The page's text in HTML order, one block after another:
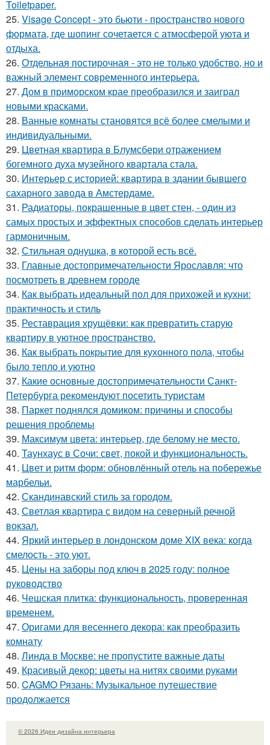
Toiletpaper.
25. Visage Concept - это бьюти - пространство нового
формата, где шопинг сочетается с атмосферой уюта и
отдыха.
26. Отдельная постирочная - это не только удобство, но и
важный элемент современного интерьера.
27. Дом в приморском крае преобразился и заиграл
новыми красками.
28. Ванные комнаты становятся всё более смелыми и
индивидуальными.
29. Цветная квартира в Блумсбери отражением
богемного духа музейного квартала стала.
30. Интерьер с историей: квартира в здании бывшего
сахарного завода в Амстердаме.
31. Радиаторы, покрашенные в цвет стен, - один из
самых простых и эффектных способов сделать интерьер
гармоничным.
32. Стильная однушка, в которой есть всё.
33. Главные достопримечательности Ярославля: что
посмотреть в древнем городе
34. Как выбрать идеальный пол для прихожей и кухни:
практичность и стиль
35. Реставрация хрущёвки: как превратить старую
квартиру в уютное пространство.
36. Как выбрать покрытие для кухонного пола, чтобы
было тепло и уютно
37. Какие основные достопримечательности Санкт-
Петербурга рекомендуют посетить туристам
38. Паркет поднялся домиком: причины и способы
решения проблемы
39. Максимум цвета: интерьер, где белому не место.
40. Таунхаус в Сочи: свет, покой и функциональность.
41. Цвет и ритм форм: обновлённый отель на побережье
марбельи.
42. Скандинавский стиль за городом.
43. Светлая квартира с видом на северный речной
вокзал.
44. Яркий интерьер в лондонском доме XIX века: когда
смелость - это уют.
45. Цены на заборы под ключ в 2025 году: полное
руководство
46. Чешская плитка: функциональность, проверенная
временем.
47. Оригами для весеннего декора: как преобразить
комнату
48. Линда в Москве: не пропустите важные даты
49. Красивый декор: цветы на нитях своими руками
50. CAGMO Рязань: Музыкальное путешествие
продолжается
© 2026 Идеи дизайна интерьера